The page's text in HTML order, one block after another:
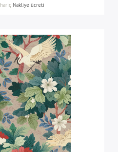
hariç Nakliye ücreti